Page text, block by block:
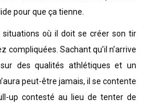
pour que ça tienne.
situations où il doit se créer son tir
compliquées. Sachant qu’il n’arrive
des qualités athlétiques et un
peut-être jamais, il se contente
up contesté au lieu de tenter de